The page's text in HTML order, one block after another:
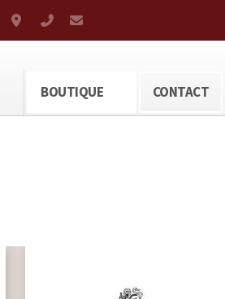
Grand-Rue 38, Genève
+41 22 310 38 75
BOUTIQUE CONTACT